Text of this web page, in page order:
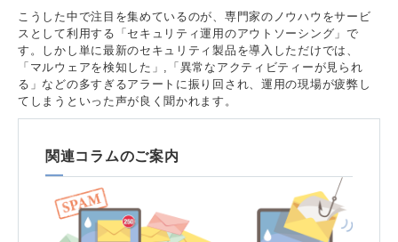
こうした中で注目を集めているのが、専門家のノウハウをサービ
スとして利用する「セキュリティ運用のアウトソーシング」で
す。しかし単に最新のセキュリティ製品を導入しただけでは、
「マルウェアを検知した」,「異常なアクティビティーが見られ
る」などの多すぎるアラートに振り回され、運用の現場が疲弊し
てしまうといった声が良く聞かれます。
関連コラムのご案内